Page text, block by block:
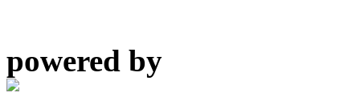
powered by